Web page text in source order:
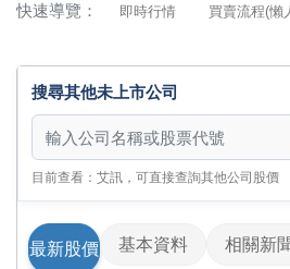
快速導覽： 即時行情 買賣流程(懶
搜尋其他未上市公司
搜尋其他未上市公司
目前查看：艾訊，可直接查詢其他公司股價
最新股價 基本資料 相關新